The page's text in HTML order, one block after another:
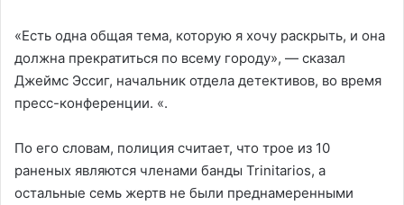
«Есть одна общая тема, которую я хочу раскрыть, и она
должна прекратиться по всему городу», — сказал
Джеймс Эссиг, начальник отдела детективов, во время
пресс-конференции. «.
По его словам, полиция считает, что трое из 10
раненых являются членами банды Trinitarios, а
остальные семь жертв не были преднамеренными